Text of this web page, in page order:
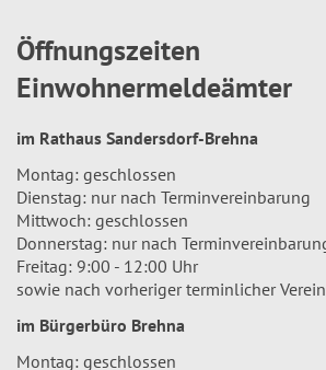
Öffnungszeiten
Einwohnermeldeämter
im Rathaus Sandersdorf-Brehna
Montag: geschlossen
Dienstag: nur nach Terminvereinbarung
Mittwoch: geschlossen
Donnerstag: nur nach
Freitag: 9:00 - 12:00 Uhr
sowie nach vorheriger terminlicher
im Bürgerbüro Brehna
Montag: geschlossen